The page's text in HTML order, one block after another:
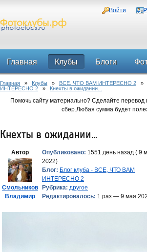
Войти
Главная Клубы Блоги
Форум
Главная » Клубы » ВСЕ, ЧТО ВАМ ИНТЕРЕСНО 2 »
ИНТЕРЕСНО 2 » Кнехты в ожидании...
Помочь сайту материально? Сделайте
сбер.Любая сумма будет
Кнехты в ожидании...
Автор
Смольников
Владимир
Опубликовано: 1551 день назад ( 9
2022)
Блог: Блог клуба - ВСЕ, ЧТО ВАМ
ИНТЕРЕСНО 2
Рубрика: другое
Редактировалось: 1 раз — 9 мая